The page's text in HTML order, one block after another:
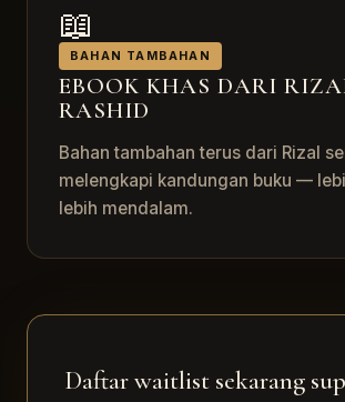
📖
BAHAN TAMBAHAN
EBOOK KHAS DARI
RASHID
Bahan tambahan terus dari Rizal
melengkapi kandungan buku —
lebih mendalam.
Daftar waitlist sekarang